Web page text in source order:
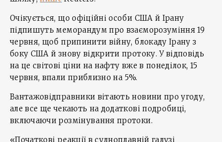
Очікується, що офіційні особи США й Ірану
підпишуть меморандум про взаєморозуміння 19
червня, щоб припинити війну, блокаду Ірану з
боку США й знову відкрити протоку. У відповідь
на це світові ціни на нафту вже в понеділок, 15
червня, впали приблизно на 5%.
Вантажовідправники вітають новини про угоду,
але все ще чекають на додаткові подробиці,
включаючи розмінування протоки.
«Початкові реакції в судноплавній галузі